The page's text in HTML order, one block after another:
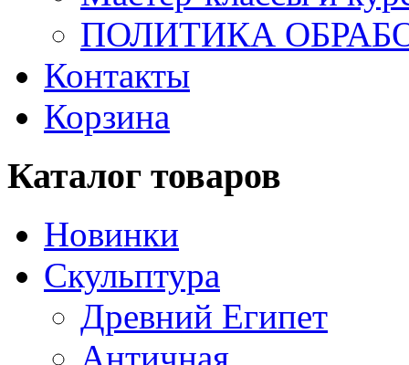
ПОЛИТИКА
Контакты
Корзина
Каталог товаров
Новинки
Скульптура
Древний Египет